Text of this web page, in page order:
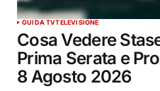
GUIDA TVTELEVISIONE
Cosa Vedere
Prima Serata e
8 Agosto 2026